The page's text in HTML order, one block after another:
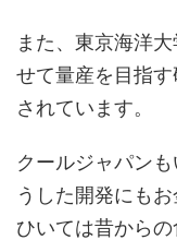
また、東京海洋
せて量産を目指
されています。
クールジャパン
うした開発にもお
ひいては昔から